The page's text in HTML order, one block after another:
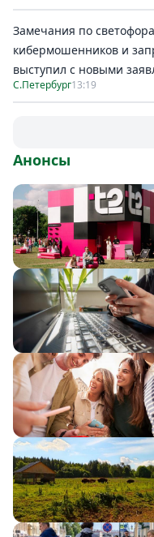
Замечания по
кибермошенников и
выступил с новыми
С.Петербург13:19
Анонсы